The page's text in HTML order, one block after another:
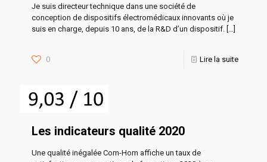
Je suis directeur technique dans une société de
conception de dispositifs électromédicaux innovants où je
suis en charge, depuis 10 ans, de la R&D d’un dispositif.
0 Lire la suite
Les indicateurs qualité 2020
Une qualité inégalée Com-Hom affiche un taux de